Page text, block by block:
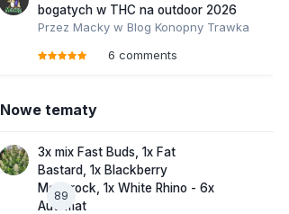
bogatych w THC na outdoor 2026
Przez Macky w Blog Konopny Trawka
6 comments
Nowe tematy
89
3x mix Fast Buds, 1x Fat
Bastard, 1x Blackberry
Moonrock, 1x White Rhino - 6x
Automat